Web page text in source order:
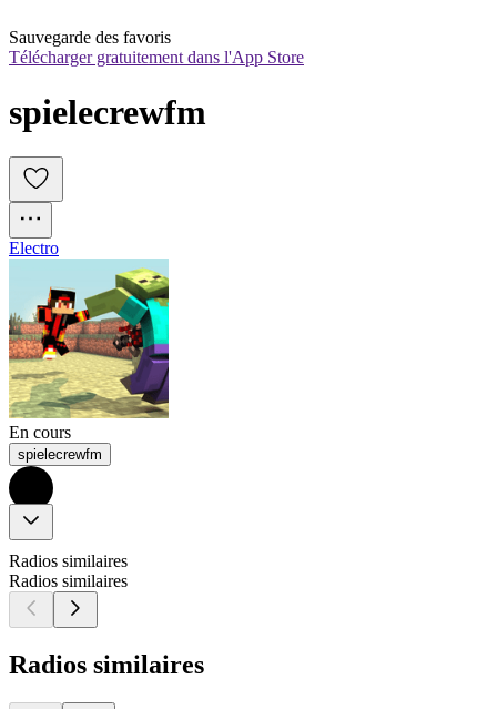
Sauvegarde des favoris
Télécharger gratuitement dans l'App Store
spielecrewfm
Electro
En cours
spielecrewfm
Radios similaires
Radios similaires
Radios similaires